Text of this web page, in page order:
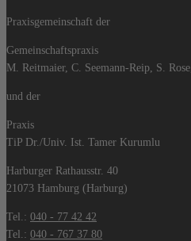
Praxisgemeinschaft der
Gemeinschaftspraxis
M. Reitmaier, C. Seemann-Reip, S.
und der
Praxis
TiP Dr./Univ. Ist. Tamer Kurumlu
Harburger Rathausstr. 40
21073 Hamburg (Harburg)
Tel.: 040 - 77 42 42
Tel.: 040 - 767 37 80